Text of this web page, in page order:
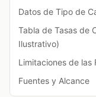
Datos de Tipo de
Tabla de Tasas de
Ilustrativo)
Limitaciones de las
Fuentes y Alcance